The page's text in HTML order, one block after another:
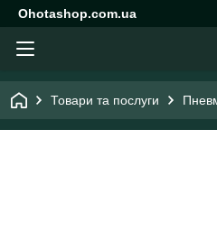
Ohotashop.com.ua
Товари та послуги